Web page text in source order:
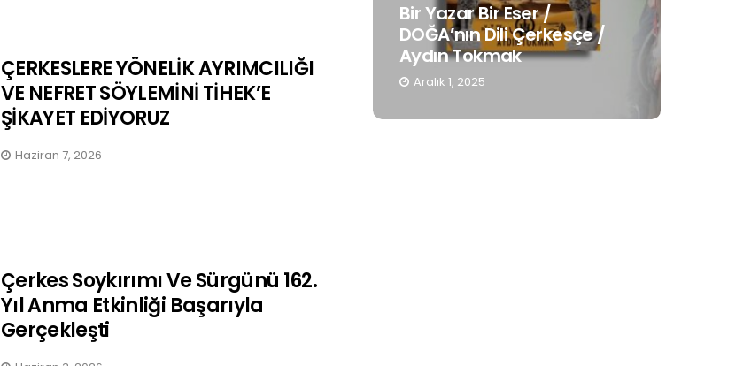
ÇERKESLERE YÖNELİK AYRIMCILIĞI
VE NEFRET SÖYLEMİNİ TİHEK’E
ŞİKAYET EDİYORUZ
Haziran 7, 2026
Çerkes Soykırımı Ve Sürgünü 162.
Yıl Anma Etkinliği Başarıyla
Gerçekleşti
Sahip Çıkmalı / Sine Akbay
Kasım 19, 2025
Bir Yazar Bir Eser /
DOĞA’nın Dili Çerkesçe /
Aydın Tokmak
Aralık 1, 2025